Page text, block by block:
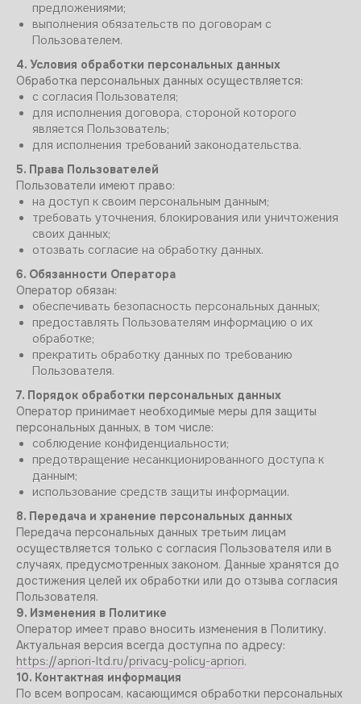
предложениями;
выполнения обязательств по договорам с
Пользователем.
4. Условия обработки персональных данных
Обработка персональных данных осуществляется:
с согласия Пользователя;
для исполнения договора, стороной которого
является Пользователь;
для исполнения требований законодательства.
5. Права Пользователей
Пользователи имеют право:
на доступ к своим персональным данным;
требовать уточнения, блокирования или уничтожения
своих данных;
отозвать согласие на обработку данных.
6. Обязанности Оператора
Оператор обязан:
обеспечивать безопасность персональных данных;
предоставлять Пользователям информацию о их
обработке;
прекратить обработку данных по требованию
Пользователя.
7. Порядок обработки персональных данных
Оператор принимает необходимые меры для защиты
персональных данных, в том числе:
соблюдение конфиденциальности;
предотвращение несанкционированного доступа к
данным;
использование средств защиты информации.
8. Передача и хранение персональных данных
Передача персональных данных третьим лицам
осуществляется только с согласия Пользователя или в
случаях, предусмотренных законом. Данные хранятся до
достижения целей их обработки или до отзыва согласия
Пользователя.
9. Изменения в Политике
Оператор имеет право вносить изменения в Политику.
Актуальная версия всегда доступна по адресу:
https://apriori-ltd.ru/privacy-policy-apriori.
10. Контактная информация
По всем вопросам, касающимся обработки персональных